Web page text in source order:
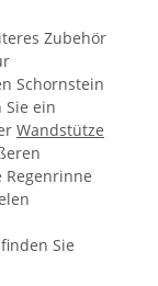
Zubehör
Schornstein
Sie ein
Wandstütze
Sie